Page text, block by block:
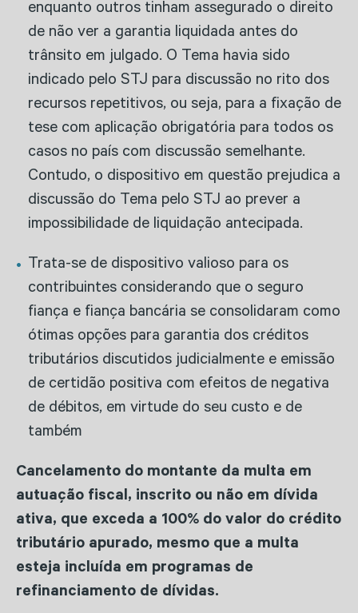
enquanto outros tinham assegurado o direito
de não ver a garantia liquidada antes do
trânsito em julgado. O Tema havia sido
indicado pelo STJ para discussão no rito dos
recursos repetitivos, ou seja, para a fixação de
tese com aplicação obrigatória para todos os
casos no país com discussão semelhante.
Contudo, o dispositivo em questão prejudica a
discussão do Tema pelo STJ ao prever a
impossibilidade de liquidação antecipada.
Trata-se de dispositivo valioso para os
contribuintes considerando que o seguro
fiança e fiança bancária se consolidaram como
ótimas opções para garantia dos créditos
tributários discutidos judicialmente e emissão
de certidão positiva com efeitos de negativa
de débitos, em virtude do seu custo e de
também
Cancelamento do montante da multa em
autuação fiscal, inscrito ou não em dívida
ativa, que exceda a 100% do valor do crédito
tributário apurado, mesmo que a multa
esteja incluída em programas de
refinanciamento de dívidas.